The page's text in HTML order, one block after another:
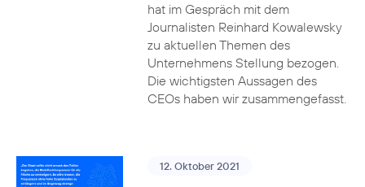
hat im Gespräch mit dem
Journalisten Reinhard Kowalewsky
zu aktuellen Themen des
Unternehmens Stellung bezogen.
Die wichtigsten Aussagen des
CEOs haben wir zusammengefasst.
12. Oktober 2021